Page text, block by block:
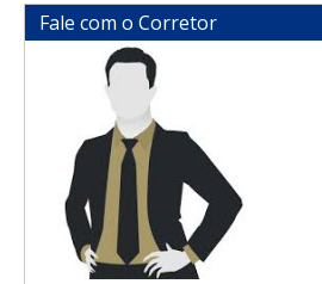
Fale com o Corretor